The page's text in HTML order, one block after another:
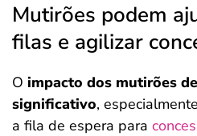
Mutirões podem
filas e agilizar
O impacto dos mutirões
significativo,
a fila de espera para